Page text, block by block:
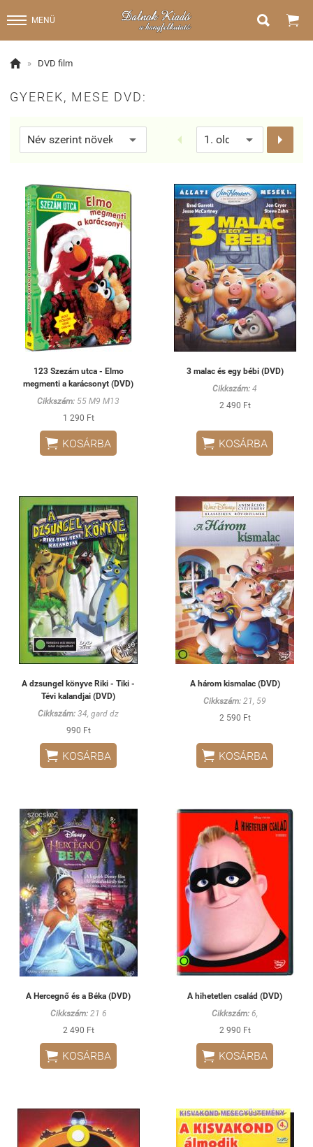
MENÜ  
 » DVD film
GYEREK, MESE DVD:
 
123 Szezám utca - Elmo
megmenti a karácsonyt (DVD)
Cikkszám: 55 M9 M13
1 290 Ft
 KOSÁRBA
3 malac és egy bébi (DVD)
Cikkszám: 4
2 490 Ft
 KOSÁRBA
A dzsungel könyve Riki - Tiki -
Tévi kalandjai (DVD)
Cikkszám: 34, gard dz
990 Ft
 KOSÁRBA
A három kismalac (DVD)
Cikkszám: 21, 59
2 590 Ft
 KOSÁRBA
A Hercegnő és a Béka (DVD)
Cikkszám:21 6
2 490 Ft
 KOSÁRBA
A hihetetlen család (DVD)
Cikkszám: 6,
2 990 Ft
 KOSÁRBA